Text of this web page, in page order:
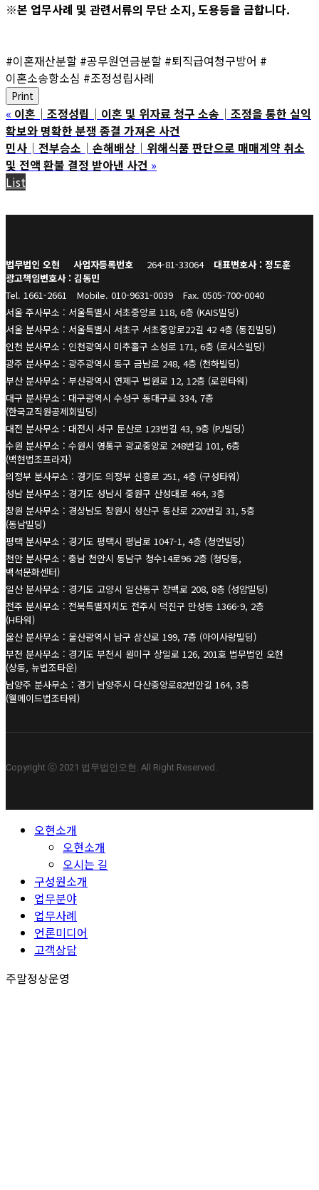
※본 업무사례 및 관련서류의 무단 소지, 도용등을 금합니다.
#이혼재산분할 #공무원연금분할 #퇴직급여청구방어 #
이혼소송항소심 #조정성립사례
Print
« 이혼│조정성립│이혼 및 위자료 청구 소송│조정을 통한 실익
확보와 명확한 분쟁 종결 가져온 사건
민사│전부승소│손해배상│위해식품 판단으로 매매계약 취소
및 전액 환불 결정 받아낸 사건 »
List
법무법인 오현 사업자등록번호 264-81-33064
대표변호사 : 정도훈
광고책임변호사 : 김동민
Tel. 1661-2661
Mobile. 010-9631-0039
Fax. 0505-700-0040
서울 주사무소 : 서울특별시 서초중앙로 118, 6층 (KAIS빌딩)
서울 분사무소 : 서울특별시 서초구 서초중앙로22길 42 4층 (동진빌딩)
인천 분사무소 : 인천광역시 미추홀구 소성로 171, 6층 (로시스빌딩)
광주 분사무소 : 광주광역시 동구 금남로 248, 4층 (천하빌딩)
부산 분사무소 : 부산광역시 연제구 법원로 12, 12층 (로윈타워)
대구 분사무소 : 대구광역시 수성구 동대구로 334, 7층
(한국교직원공제회빌딩)
대전 분사무소 : 대전시 서구 둔산로 123번길 43, 9층 (PJ빌딩)
수원 분사무소 : 수원시 영통구 광교중앙로 248번길 101, 6층
(백현법조프라자)
의정부 분사무소 : 경기도 의정부 신흥로 251, 4층 (구성타워)
성남 분사무소 : 경기도 성남시 중원구 산성대로 464, 3층
창원 분사무소 : 경상남도 창원시 성산구 동산로 220번길 31, 5층
(동남빌딩)
평택 분사무소 : 경기도 평택시 평남로 1047-1, 4층 (청언빌딩)
천안 분사무소 : 충남 천안시 동남구 청수14로96 2층 (청당동,
백석문화센터)
일산 분사무소 : 경기도 고양시 일산동구 장백로 208, 8층 (성암빌딩)
전주 분사무소 : 전북특별자치도 전주시 덕진구 만성동 1366-9, 2층
(H타워)
울산 분사무소 : 울산광역시 남구 삼산로 199, 7층 (아이사랑빌딩)
부천 분사무소 : 경기도 부천시 원미구 상일로 126, 201호 법무법인 오현
(상동, 뉴법조타운)
남양주 분사무소 : 경기 남양주시 다산중앙로82번안길 164, 3층
(웰메이드법조타워)
Copyright ⓒ 2021 법무법인오현. All Right Reserved.
Close 오현소개
오현소개
오시는 길
구성원소개
업무분야
업무사례
언론미디어
고객상담
주말정상운영